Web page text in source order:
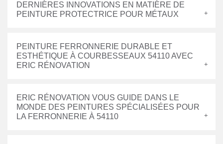
DERNIÈRES INNOVATIONS EN MATIÈRE DE
PEINTURE PROTECTRICE POUR MÉTAUX
PEINTURE FERRONNERIE DURABLE ET
ESTHÉTIQUE À COURBESSEAUX 54110 AVEC
ERIC RÉNOVATION
ERIC RÉNOVATION VOUS GUIDE DANS LE
MONDE DES PEINTURES SPÉCIALISÉES POUR
LA FERRONNERIE À 54110